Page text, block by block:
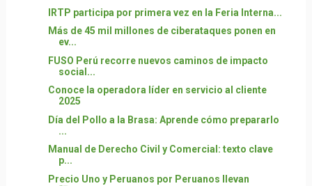
IRTP participa por primera vez en la Feria Interna...
Más de 45 mil millones de ciberataques ponen en
ev...
FUSO Perú recorre nuevos caminos de impacto
social...
Conoce la operadora líder en servicio al cliente
2025
Día del Pollo a la Brasa: Aprende cómo prepararlo
...
Manual de Derecho Civil y Comercial: texto clave
p...
Precio Uno y Peruanos por Peruanos llevan